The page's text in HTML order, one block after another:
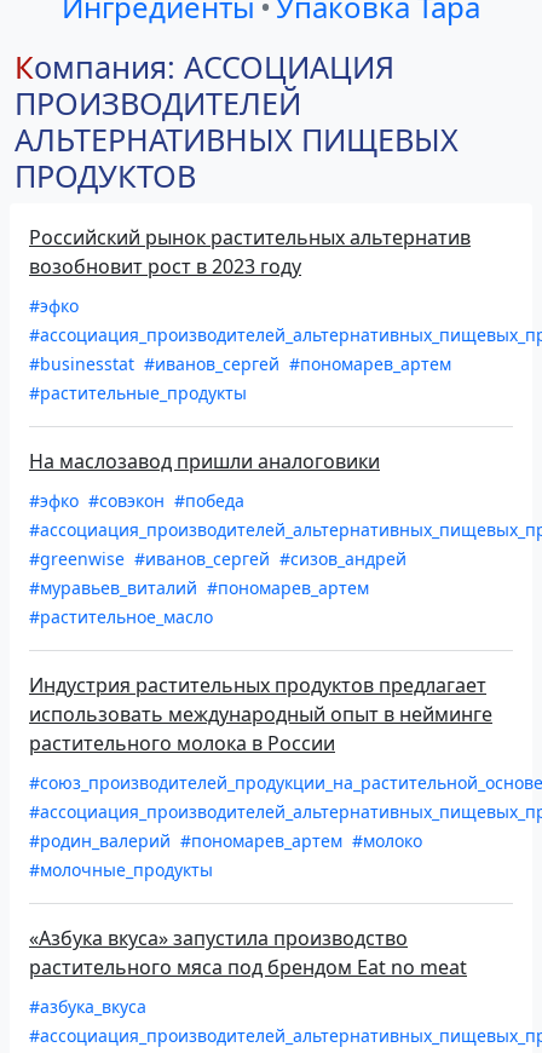
Компания: АССОЦИАЦИЯ
ПРОИЗВОДИТЕЛЕЙ
АЛЬТЕРНАТИВНЫХ ПИЩЕВЫХ
ПРОДУКТОВ
Российский рынок растительных альтернатив
возобновит рост в 2023 году
#эфко
#businesstat #иванов_сергей #пономарев_артем
#растительные_продукты
На маслозавод пришли аналоговики
#эфко #совэкон #победа
#greenwise #иванов_сергей #сизов_андрей
#муравьев_виталий #пономарев_артем
#растительное_масло
Индустрия растительных продуктов предлагает
использовать международный опыт в нейминге
растительного молока в России
#союз_производителей_продукции_на_растительной_основе
#родин_валерий #пономарев_артем #молоко
#молочные_продукты
«Азбука вкуса» запустила производство
растительного мяса под брендом Eat no meat
#азбука_вкуса